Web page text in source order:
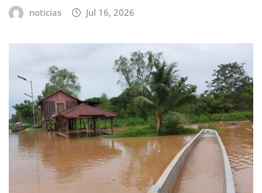
noticias Jul 16, 2026